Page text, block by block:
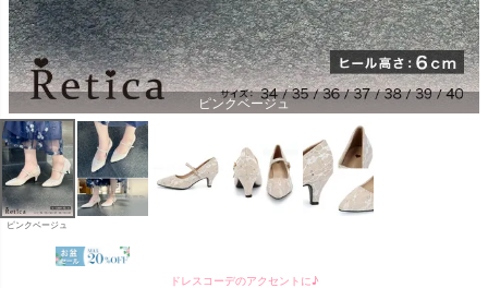
ピンクベージュ
ピンクベージュ
ドレスコーデのアクセントに♪